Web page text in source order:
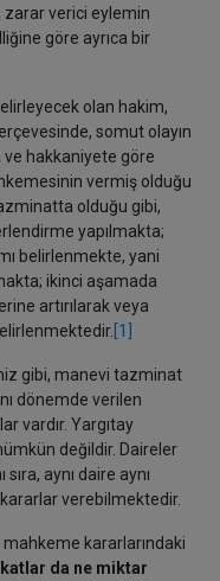
zarar verici eylemin
göre ayrıca bir
olan hakim,
somut olayın
hakkaniyete göre
vermiş olduğu
olduğu gibi,
yapılmakta;
belirlenmekte, yani
ikinci aşamada
artırılarak veya
[1]
gibi, manevi tazminat
dönemde verilen
vardır. Yargıtay
değildir. Daireler
sıra, aynı daire aynı
verebilmektedir.
kararlarındaki
da ne miktar